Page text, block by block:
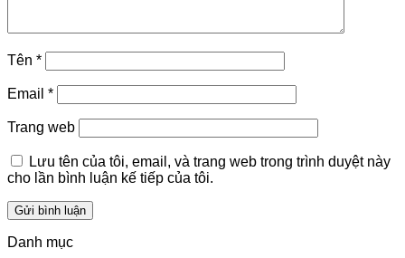
Tên *
Email *
Trang web
Lưu tên của tôi, email, và trang web trong trình duyệt này
cho lần bình luận kế tiếp của tôi.
Danh mục